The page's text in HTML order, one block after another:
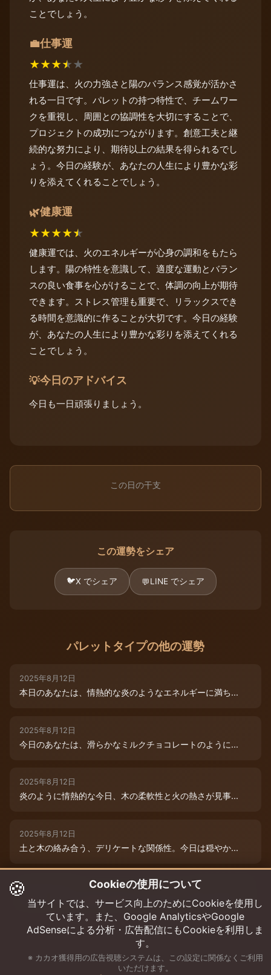
ことでしょう。
💼仕事運
★★★★★
仕事運は、火の力強さと陽のバランス感覚が活かさ
れる一日です。パレットの持つ特性で、チームワー
クを重視し、周囲との協調性を大切にすることで、
プロジェクトの成功につながります。創意工夫と継
続的な努力により、期待以上の結果を得られるでし
ょう。今日の経験が、あなたの人生により豊かな彩
りを添えてくれることでしょう。
🌿健康運
★★★★★
健康運では、火のエネルギーが心身の調和をもたら
します。陽の特性を意識して、適度な運動とバラン
スの良い食事を心がけることで、体調の向上が期待
できます。ストレス管理も重要で、リラックスでき
る時間を意識的に作ることが大切です。今日の経験
が、あなたの人生により豊かな彩りを添えてくれる
ことでしょう。
💡今日のアドバイス
今日も一日頑張りましょう。
この日の干支
この運勢をシェア
🐦X でシェア 💬LINE でシェア
パレットタイプの他の運勢
2025年8月12日
本日のあなたは、情熱的な炎のようなエネルギーに満ち...
2025年8月12日
今日のあなたは、滑らかなミルクチョコレートのように...
2025年8月12日
炎のように情熱的な今日、木の柔軟性と火の熱さが見事...
2025年8月12日
土と木の絡み合う、デリケートな関係性。今日は穏やか...
2025年8月12日
本日は、木と水の絶妙な相生エネルギーが、あなたの可...
🍪 Cookieの使用について
当サイトでは、サービス向上のためにCookieを使用し
ています。また、Google AnalyticsやGoogle
AdSenseによる分析・広告配信にもCookieを利用しま
す。
※ カカオ獲得用の広告視聴システムは、この設定に関係なくご利用
いただけます。